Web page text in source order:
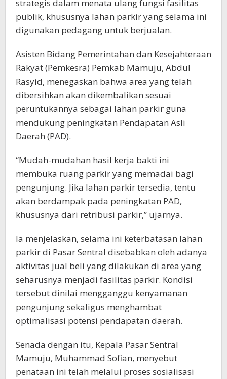
strategis dalam menata ulang fungsi fasilitas
publik, khususnya lahan parkir yang selama ini
digunakan pedagang untuk berjualan.
Asisten Bidang Pemerintahan dan Kesejahteraan
Rakyat (Pemkesra) Pemkab Mamuju, Abdul
Rasyid, menegaskan bahwa area yang telah
dibersihkan akan dikembalikan sesuai
peruntukannya sebagai lahan parkir guna
mendukung peningkatan Pendapatan Asli
Daerah (PAD).
“Mudah-mudahan hasil kerja bakti ini
membuka ruang parkir yang memadai bagi
pengunjung. Jika lahan parkir tersedia, tentu
akan berdampak pada peningkatan PAD,
khususnya dari retribusi parkir,” ujarnya.
Ia menjelaskan, selama ini keterbatasan lahan
parkir di Pasar Sentral disebabkan oleh adanya
aktivitas jual beli yang dilakukan di area yang
seharusnya menjadi fasilitas parkir. Kondisi
tersebut dinilai mengganggu kenyamanan
pengunjung sekaligus menghambat
optimalisasi potensi pendapatan daerah.
Senada dengan itu, Kepala Pasar Sentral
Mamuju, Muhammad Sofian, menyebut
penataan ini telah melalui proses sosialisasi